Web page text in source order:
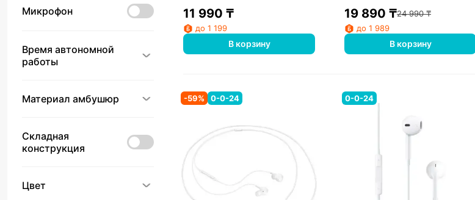
Микрофон
Время автономной
работы
Материал амбушюр
Складная
конструкция
Цвет
11 990 ₸
до 1 199
В корзину
19 890 ₸24 990₸
до 1 989
В корзину
-59% 0-0-24 0-0-24